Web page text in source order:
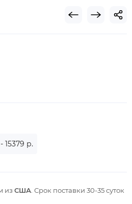
- 15379 р.
из США . Срок поставки 30-35 суток